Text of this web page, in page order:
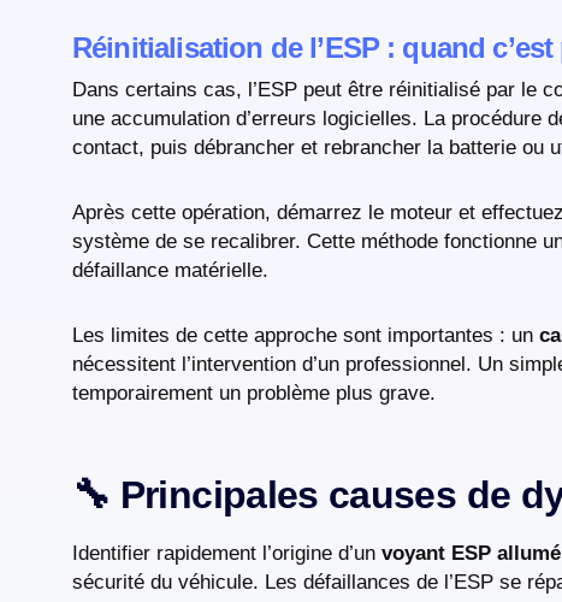
Réinitialisation de l’ESP : quand
Dans certains cas, l’ESP peut être réinitialisé par le
une accumulation d’erreurs logicielles. La
contact, puis débrancher et rebrancher la batterie ou
Après cette opération, démarrez le moteur et
système de se recalibrer. Cette méthode fonctionne
défaillance matérielle.
Les limites de cette approche sont importantes : un
nécessitent l’intervention d’un professionnel. Un
temporairement un problème plus grave.
🔧 Principales causes de
Identifier rapidement l’origine d’un voyant ESP allumé
sécurité du véhicule. Les défaillances de l’ESP se